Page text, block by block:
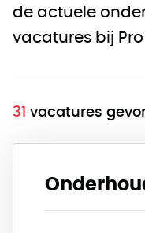
de actuele
vacatures bij
31 vacatures